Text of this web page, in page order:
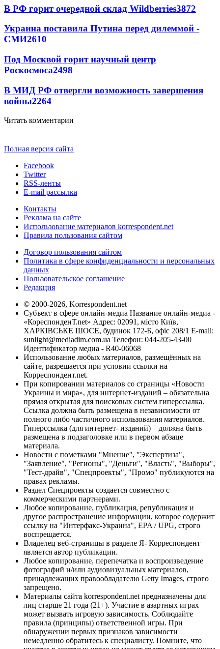
В РФ горит очередной склад Wildberries3872
Украина поставила Путина перед дилеммой -
СМИ2610
Под Москвой горит научный центр
Роскосмоса2498
В МИД РФ отвергли возможность завершения
войны2264
Читать комментарии
Полная версия сайта
Facebook
Twitter
RSS-ленты
E-mail рассылка
Контакты
Реклама на сайте
Использование материалов korrespondent.net
Правила пользования сайтом
Договор пользования сайтом
Политика в сфере конфиденциальности и персональных
данных
Пользовательское соглашение
Редакция
© 2000-2026, Korrespondent.net
Субъект в сфере онлайн-медиа Название онлайн-медиа -
«КореспонденТ.net» Адрес: 02091, місто Київ,
ХАРКІВСЬКЕ ШОСЕ, будинок 172-Б, офіс 208/1 E-mail:
sunlight@mediadim.com.ua Телефон: 044-205-43-00
Идентификатор медиа - R40-06068
Использование любых материалов, размещённых на
сайте, разрешается при условии ссылки на
Корреспондент.net.
При копировании материалов со страницы «Новости
Украины и мира», для интернет-изданий – обязательна
прямая открытая для поисковых систем гиперссылка.
Ссылка должна быть размещена в независимости от
полного либо частичного использования материалов.
Гиперссылка (для интернет- изданий) – должна быть
размещена в подзаголовке или в первом абзаце
материала.
Новости с пометками "Мнение", "Экспертиза",
"Заявление", "Регионы", "Деньги", "Власть", "Выборы",
"Тест-драйв", "Спецпроекты", "Промо" публикуются на
правах рекламы.
Раздел Спецпроекты создается совместно с
коммерческими партнерами.
Любое копирование, публикация, републикация и
другое распространение информации, которое содержит
ссылку на "Интерфакс-Украина", EPA / UPG, строго
воспрещается.
Владелец веб-страницы в разделе Я- Корреспондент
является автор публикации.
Любое копирование, перепечатка и воспроизведение
фотографий и/или аудиовизуальных материалов,
принадлежащих правообладателю Getty Images, строго
запрещено.
Материалы сайта korrespondent.net предназначены для
лиц старше 21 года (21+). Участие в азартных играх
может вызвать игровую зависимость. Соблюдайте
правила (принципы) ответственной игры. При
обнаружении первых признаков зависимости
немедленно обратитесь к специалисту. Помните, что